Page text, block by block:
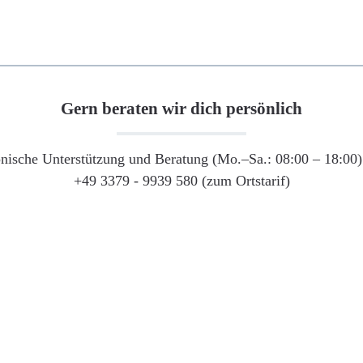
Gern beraten wir dich persönlich
Unterstützung und Beratung (Mo.–Sa.: 08:00 –
+49 3379 - 9939 580 (zum Ortstarif)